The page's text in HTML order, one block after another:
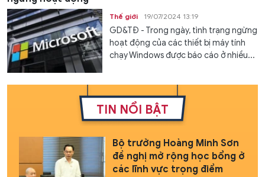
Thế giới 19/07/2024 13:19
GD&TĐ - Trong ngày, tình trạng ngừng
hoạt động của các thiết bị máy tính
chạy Windows được báo cáo ở nhiều...
TIN NỔI BẬT
Bộ trưởng Hoàng Minh Sơn
đề nghị mở rộng học bổng ở
các lĩnh vực trọng điểm